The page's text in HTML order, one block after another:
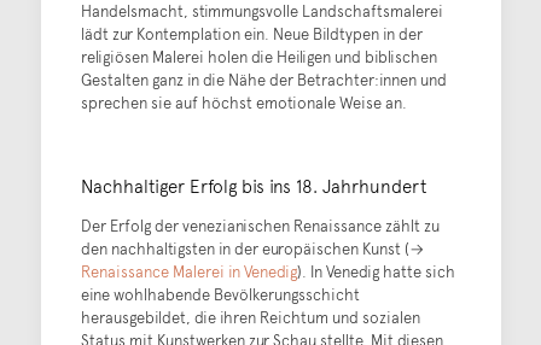
Handelsmacht, stimmungsvolle Landschaftsmalerei
lädt zur Kontemplation ein. Neue Bildtypen in der
religiösen Malerei holen die Heiligen und biblischen
Gestalten ganz in die Nähe der Betrachter:innen und
sprechen sie auf höchst emotionale Weise an.
Nachhaltiger Erfolg bis ins 18. Jahrhundert
Der Erfolg der venezianischen Renaissance zählt zu
den nachhaltigsten in der europäischen Kunst (→
Renaissance Malerei in Venedig). In Venedig hatte sich
eine wohlhabende Bevölkerungsschicht
herausgebildet, die ihren Reichtum und sozialen
Status mit Kunstwerken zur Schau stellte. Mit diesen